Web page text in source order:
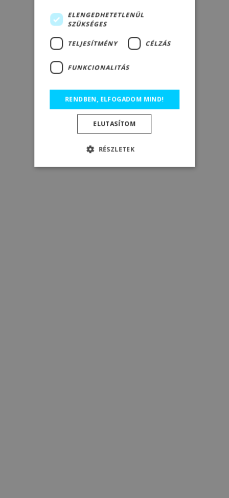
ELENGEDHETETLENÜL
SZÜKSÉGES
TELJESÍTMÉNY CÉLZÁS
FUNKCIONALITÁS
RENDBEN, ELFOGADOM MIND!
ELUTASÍTOM
RÉSZLETEK